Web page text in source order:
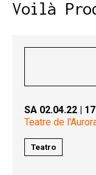
Voilà
SA 02.04.22 |
Teatre de
Teatro